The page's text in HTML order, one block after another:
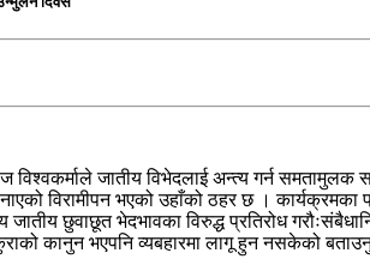
विश्वकर्माले जातीय विभेदलाई अन्त्य गर्न
विरामीपन भएको उहाँको ठहर छ ।
जातीय छुवाछूत भेदभावका विरुद्ध प्रतिरोध
कानुन भएपनि व्यबहारमा लागू हुन नसकेको